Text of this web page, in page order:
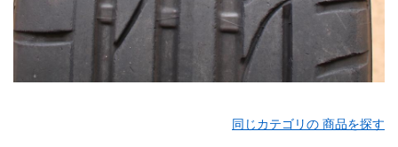
同じカテゴリの 商品を探す